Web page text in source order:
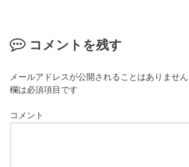
コメントを残す
メールアドレスが公開されることはありません
欄は必須項目です
コメント